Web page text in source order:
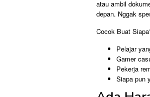
atau ambil
depan. Nggak
Cocok Buat
Pelajar
Gamer
Pekerja
Siapa pun